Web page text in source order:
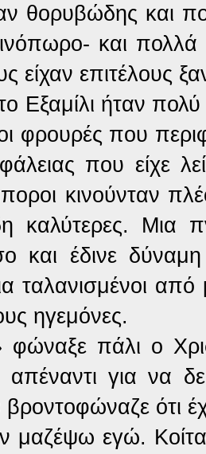
θορυβώδης και
και πολλά
είχαν επιτέλους
Εξαμίλι ήταν πολύ
οι φρουρές που
που είχε
κινούνταν
καλύτερες. Μια
και έδινε
ταλανισμένοι
ηγεμόνες.
φώναξε πάλι ο
για να
ότι
μαζέψω εγώ.